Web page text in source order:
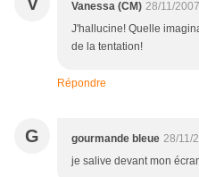
Vanessa (CM) 28/11/
J'hallucine! Quelle
de la tentation!
Répondre
G gourmande bleue 28/11/
je salive devant mon